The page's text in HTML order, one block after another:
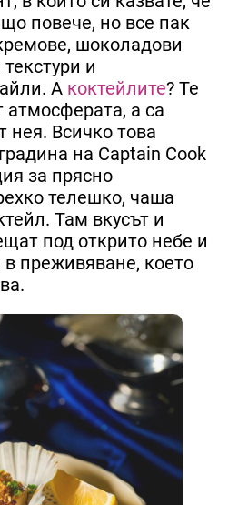
повече, но все пак
шоколадови
и
А коктейлите? Те
атмосферата, а са
нея. Всичко това
на Captain Cook
за прясно
телешко, чаша
Там вкусът и
под открито небе и
преживяване, което